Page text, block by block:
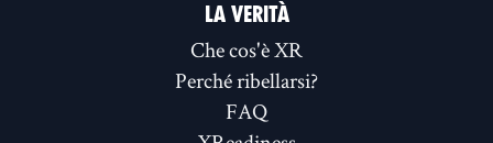
LA VERITÀ
Che cos'è XR
Perché ribellarsi?
FAQ